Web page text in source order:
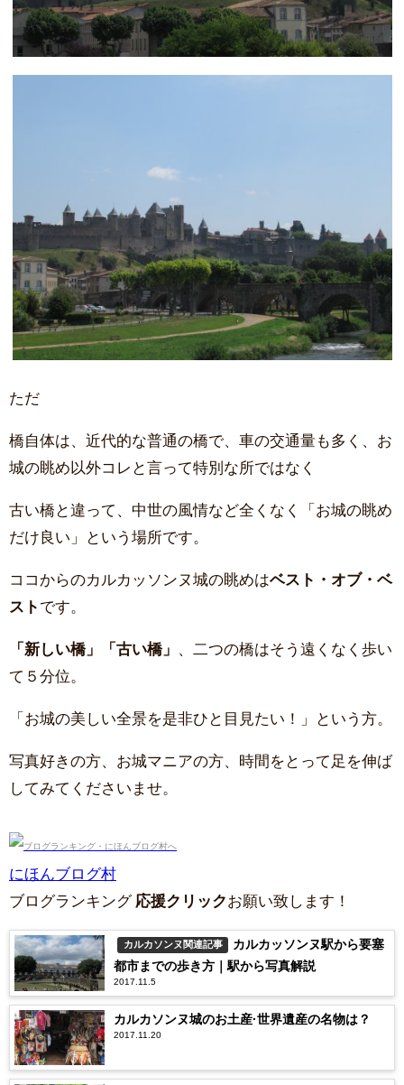
ただ
橋自体は、近代的な普通の橋で、車の交通量も多く、お
城の眺め以外コレと言って特別な所ではなく
古い橋と違って、中世の風情など全くなく「お城の眺め
だけ良い」という場所です。
ココからのカルカッソンヌ城の眺めはベスト・オブ・ベ
スト です。
「新しい橋」「古い橋」
、二つの橋はそう遠くなく歩い
て５分位。
「お城の美しい全景を是非ひと目見たい！」という方。
写真好きの方、お城マニアの方、時間をとって足を伸ば
してみてくださいませ。
にほんブログ村
ブログランキング応援クリック お願い致します！
カルカソンヌ関連記事
カルカッソンヌ駅から要塞
都市までの歩き方｜駅から写真解説
2017.11.5
カルカソンヌ城のお土産·世界遺産の名物は？
2017.11.20